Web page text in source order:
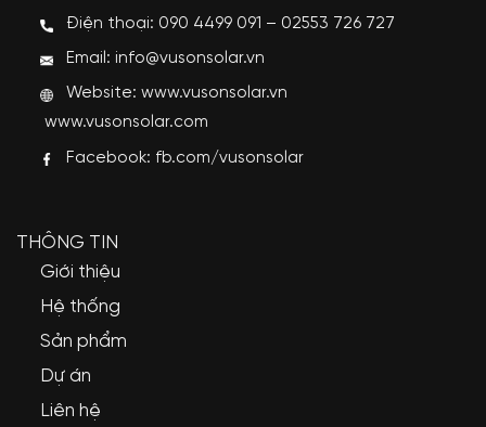
Điện thoại: 090 4499 091 – 02553 726 727
Email: info@vusonsolar.vn
Website:www.vusonsolar.vn
www.vusonsolar.com
Facebook: fb.com/vusonsolar
THÔNG TIN
Giới thiệu
Hệ thống
Sản phẩm
Dự án
Liên hệ